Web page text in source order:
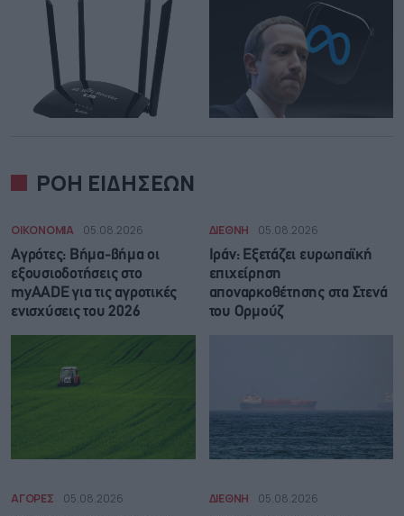
ΡΟΗ ΕΙΔΗΣΕΩΝ
ΟΙΚΟΝΟΜΙΑ 05.08.2026
Αγρότες: Βήμα-βήμα οι
εξουσιοδοτήσεις στο
myAADE για τις αγροτικές
ενισχύσεις του 2026
ΔΙΕΘΝΗ 05.08.2026
Ιράν: Eξετάζει ευρωπαϊκή
επιχείρηση
αποναρκοθέτησης στα Στενά
του Ορμούζ
ΑΓΟΡΕΣ 05.08.2026 ΔΙΕΘΝΗ 05.08.2026